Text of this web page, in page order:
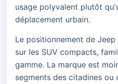
usage polyvalent plutôt
déplacement urbain.
Le positionnement de
sur les SUV compacts,
gamme. La marque est
segments des citadines ou